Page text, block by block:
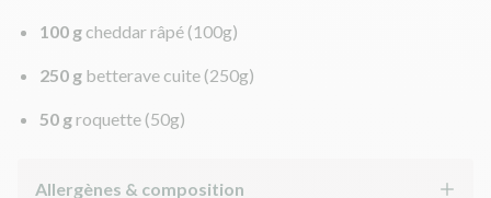
100 g cheddar râpé (100g)
250 g betterave cuite (250g)
50 groquette (50g)
Allergènes & composition